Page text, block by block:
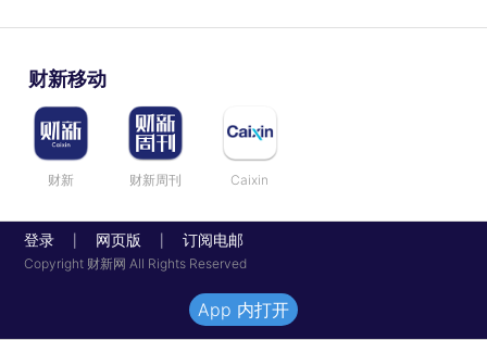
财新移动
财新 财新周刊 Caixin
登录 网页版 订阅电邮
Copyright 财新网 All Rights Reserved
App 内打开